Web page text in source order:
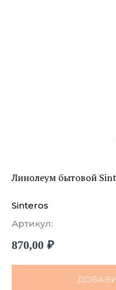
Линолеум бытовой
Sinteros
Артикул:
870,00 ₽